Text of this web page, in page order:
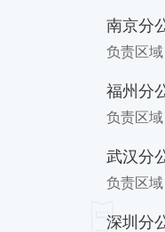
南京分
负责区域
福州分
负责区域
武汉分
负责区域
深圳分